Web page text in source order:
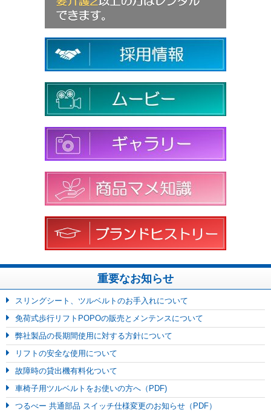
重要なお知らせ
スリングシート、ツルベルトのお手入れについて
免荷式歩行リフトPOPOの販売とメンテンスについて
弊社製品の長期間使用に対する方針について
リフトの安全な使用について
故障時の貸出機有料化ついて
車椅子用ツルベルトをお使いの方へ（PDF)
つるべー 共通部品 スイッチ仕様変更のお知らせ（PDF）